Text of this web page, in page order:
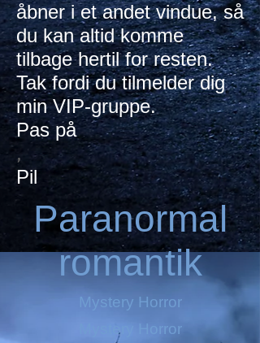
åbner i et andet vindue, så
du kan altid komme
tilbage hertil for resten.
Tak fordi du tilmelder dig
min VIP-gruppe.
Pas på
,
Pil
Paranormal
romantik
Mystery Horror
Mystery Horror